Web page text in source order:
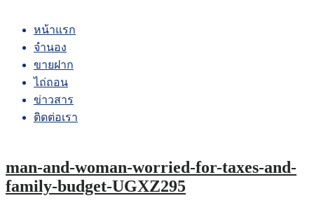
หน้าแรก
จำนอง
ขายฝาก
ไถ่ถอน
ข่าวสาร
ติดต่อเรา
man-and-woman-worried-for-taxes-and-
family-budget-UGXZ295